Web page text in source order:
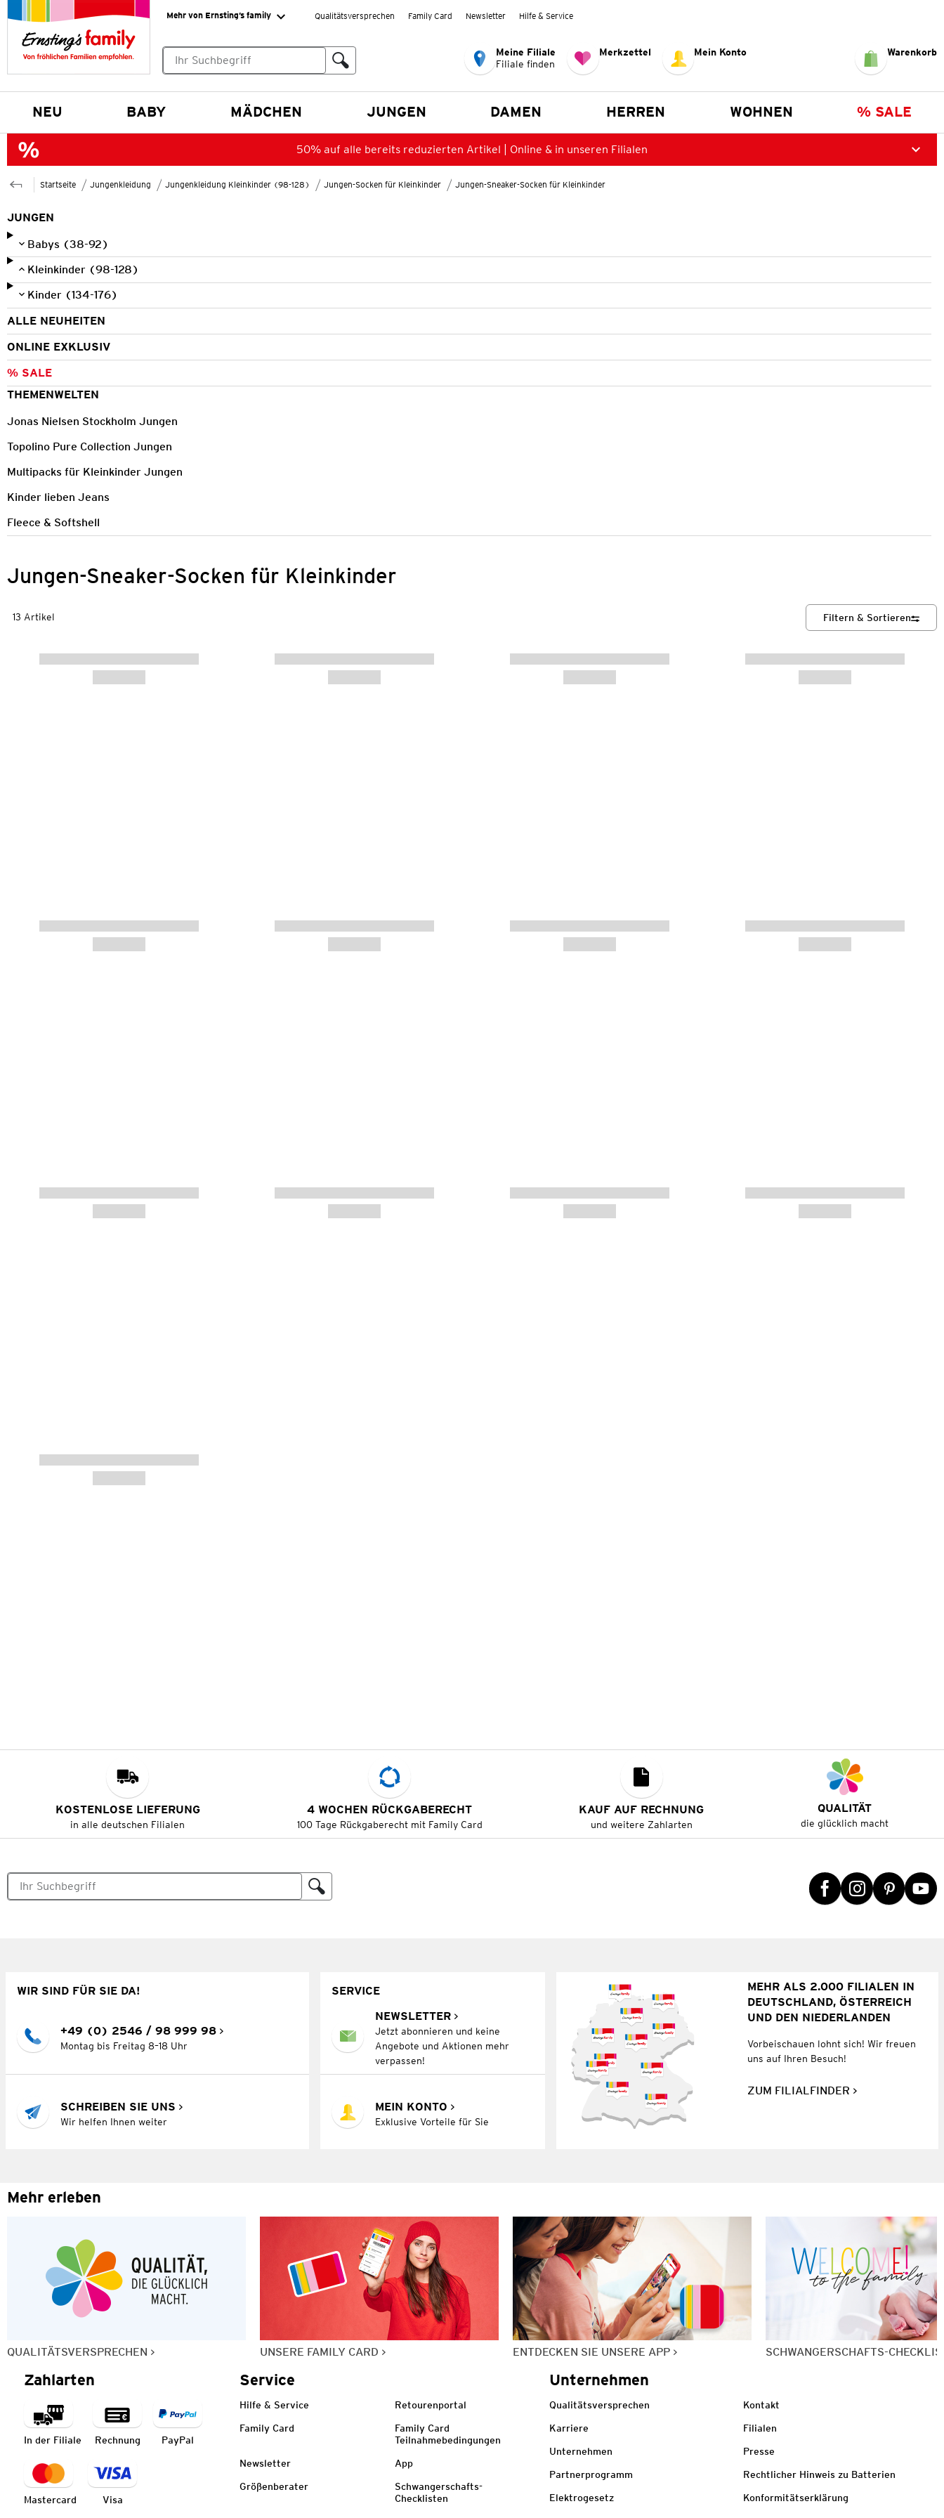
Mehr von Ernsting’s family Qualitätsversprechen Family Card Newsletter Hilfe & Service
Meine Filiale
Filiale finden
Merkzettel Mein Konto Warenkorb
NEU BABY MÄDCHEN JUNGEN DAMEN HERREN WOHNEN % SALE
50% auf alle bereits reduzierten Artikel | Online & in unseren Filialen
Startseite Jungenkleidung Jungenkleidung Kleinkinder (98-128) Jungen-Socken für Kleinkinder Jungen-Sneaker-Socken für Kleinkinder
JUNGEN
Babys (38-92)
Kleinkinder (98-128)
Kinder (134-176)
ALLE NEUHEITEN
ONLINE EXKLUSIV
% SALE
THEMENWELTEN
Jonas Nielsen Stockholm Jungen
Topolino Pure Collection Jungen
Multipacks für Kleinkinder Jungen
Kinder lieben Jeans
Fleece & Softshell
Jungen-Sneaker-Socken für Kleinkinder
13 Artikel Filtern & Sortieren
KOSTENLOSE LIEFERUNG
in alle deutschen Filialen
4 WOCHEN RÜCKGABERECHT
100 Tage Rückgaberecht mit Family Card
KAUF AUF RECHNUNG
und weitere Zahlarten
QUALITÄT
die glücklich macht
WIR SIND FÜR SIE DA!
+49 (0) 2546 / 98 999 98
Montag bis Freitag 8–18 Uhr
SCHREIBEN SIE UNS
Wir helfen Ihnen weiter
SERVICE
NEWSLETTER
Jetzt abonnieren und keine
Angebote und Aktionen mehr
verpassen!
MEIN KONTO
Exklusive Vorteile für Sie
MEHR ALS 2.000 FILIALEN IN
DEUTSCHLAND, ÖSTERREICH
UND DEN NIEDERLANDEN
Vorbeischauen lohnt sich! Wir freuen
uns auf Ihren Besuch!
ZUM FILIALFINDER
Mehr erleben
QUALITÄTSVERSPRECHEN UNSERE FAMILY CARD ENTDECKEN SIE UNSERE APP SCHWANGERSCHAFTS-
Zahlarten
In der Filiale Rechnung PayPal
Mastercard Visa
Service
Hilfe & Service Retourenportal
Family Card
Family Card
Teilnahmebedingungen
Newsletter App
Größenberater
Schwangerschafts-
Checklisten
Unternehmen
Qualitätsversprechen Kontakt
Karriere Filialen
Unternehmen Presse
Partnerprogramm Rechtlicher Hinweis zu Batterien
Elektrogesetz Konformitätserklärung